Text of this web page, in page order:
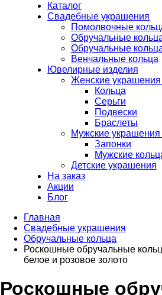
Каталог
Свадебные украшения
Помолвочные
Обручальные
Обручальные
Венчальные кольца
Ювелирные изделия
Женские украшения
Кольца
Серьги
Подвески
Браслеты
Мужские украшения
Запонки
Мужские
Детские украшения
На заказ
Акции
Блог
Главная
Свадебные украшения
Обручальные кольца
Роскошные обручальные
белое и розовое золото
Роскошные